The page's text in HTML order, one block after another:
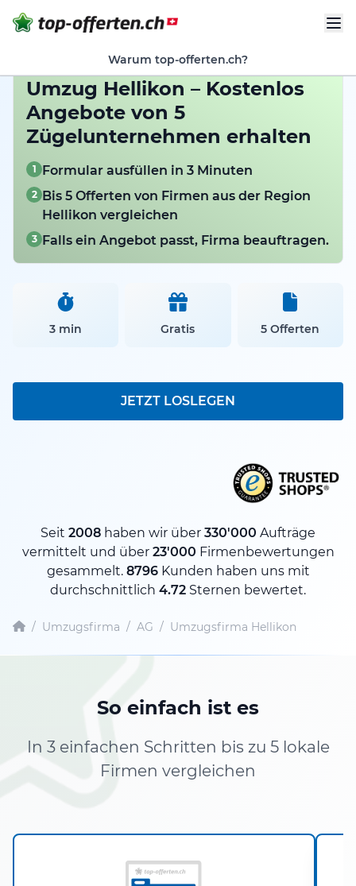
Warum top-offerten.ch?
Umzug Hellikon – Kostenlos
Angebote von 5
Zügelunternehmen erhalten
1 Formular ausfüllen in 3 Minuten
2 Bis 5 Offerten von Firmen aus der Region
Hellikon vergleichen
3 Falls ein Angebot passt, Firma beauftragen.
3 min Gratis 5 Offerten
JETZT LOSLEGEN
Seit 2008 haben wir über 330'000 Aufträge
vermittelt und über 23'000 Firmenbewertungen
gesammelt. 8796Kunden haben uns mit
durchschnittlich 4.72 Sternen bewertet.
/ Umzugsfirma / AG / Umzugsfirma Hellikon
So einfach ist es
In 3 einfachen Schritten bis zu 5 lokale
Firmen vergleichen